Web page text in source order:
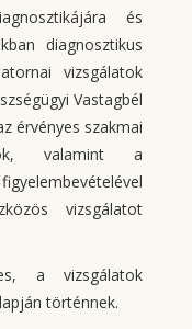
és
diagnosztikus
vizsgálatok
Vastagbél
érvényes szakmai
valamint a
vizsgálatot
a vizsgálatok
történnek.